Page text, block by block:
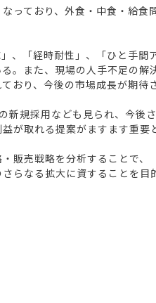
っており、外食・中食・給食
、「経時耐性」、「ひと手間
。また、現場の人手不足の解
り、今後の市場成長が期待
規採用なども見られ、今後
が取れる提案がますます重要
販売戦略を分析することで、
らなる拡大に資することを目